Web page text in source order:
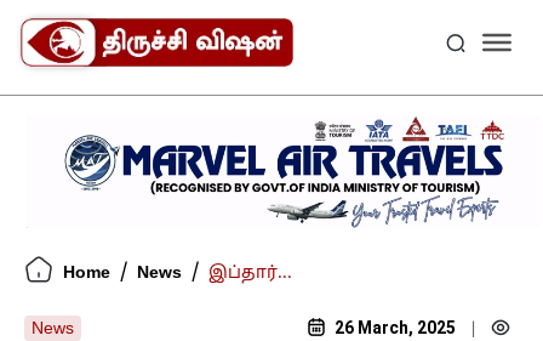
Home / News / இப்தார்...
News 26 March, 2025